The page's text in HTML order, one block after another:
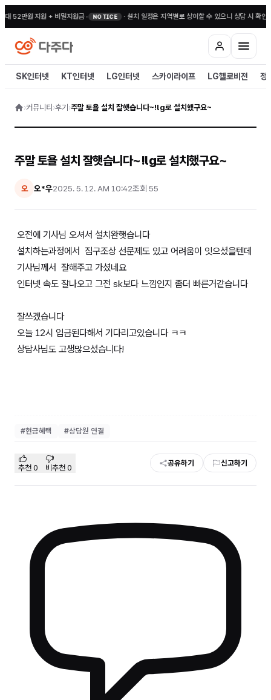
52만원 지원 + 비밀지원금• NOTICE · 설치 일정은 지역별로 상이할 수 있으니 상담 시 확인해
SK인터넷 KT인터넷 LG인터넷 스카이라이프 LG헬로비전 정
›커뮤니티 ›후기 ›주말 토욜 설치 잘햇습니다~!lg로 설치했구요~
주말 토욜 설치 잘햇습니다~!lg로 설치했구요~
오 오*우2025. 5. 12. AM 10:42조회 55
오전에 기사님 오셔서 설치완햇습니다
설치하는과정에서 짐구조상 선문제도 있고 어려움이 잇으셨을텐데
기사님께서 잘해주고 가셨네요
인터넷 속도 잘나오고 그전 sk보다 느낌인지 좀더 빠른거같습니다
잘쓰겠습니다
오늘 12시 입금된다해서 기다리고있습니다 ㅋㅋ
상담사님도 고생많으셨습니다!
#현금혜택 #상담원 연결
추천 0 비추천 0 공유하기 신고하기